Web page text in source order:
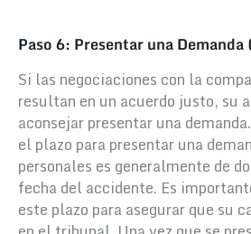
Paso 6: Presentar una Demanda
Si las negociaciones con la
resultan en un acuerdo justo, su
aconsejar presentar una
el plazo para presentar una
personales es generalmente de
fecha del accidente. Es
este plazo para asegurar que su